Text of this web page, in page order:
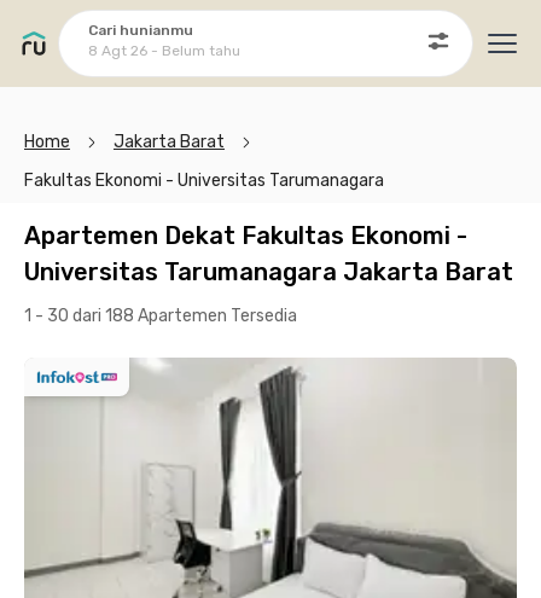
Cari hunianmu
8 Agt 26 - Belum tahu
Home
Jakarta Barat
Fakultas Ekonomi - Universitas Tarumanagara
Apartemen Dekat Fakultas Ekonomi -
Universitas Tarumanagara Jakarta Barat
1 - 30 dari 188 Apartemen Tersedia